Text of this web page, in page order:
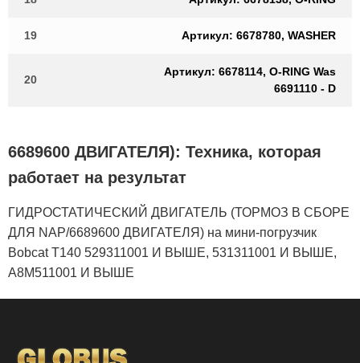
19 Артикул: 6678780, WASHER
20
Артикул: 6678114, O-RING Was
6691110 - D
6689600 ДВИГАТЕЛЯ): Техника, которая
работает на результат
ГИДРОСТАТИЧЕСКИЙ ДВИГАТЕЛЬ (ТОРМОЗ В СБОРЕ
ДЛЯ NAP/6689600 ДВИГАТЕЛЯ) на мини-погрузчик
Bobcat T140 529311001 И ВЫШЕ, 531311001 И ВЫШЕ,
A8M511001 И ВЫШЕ